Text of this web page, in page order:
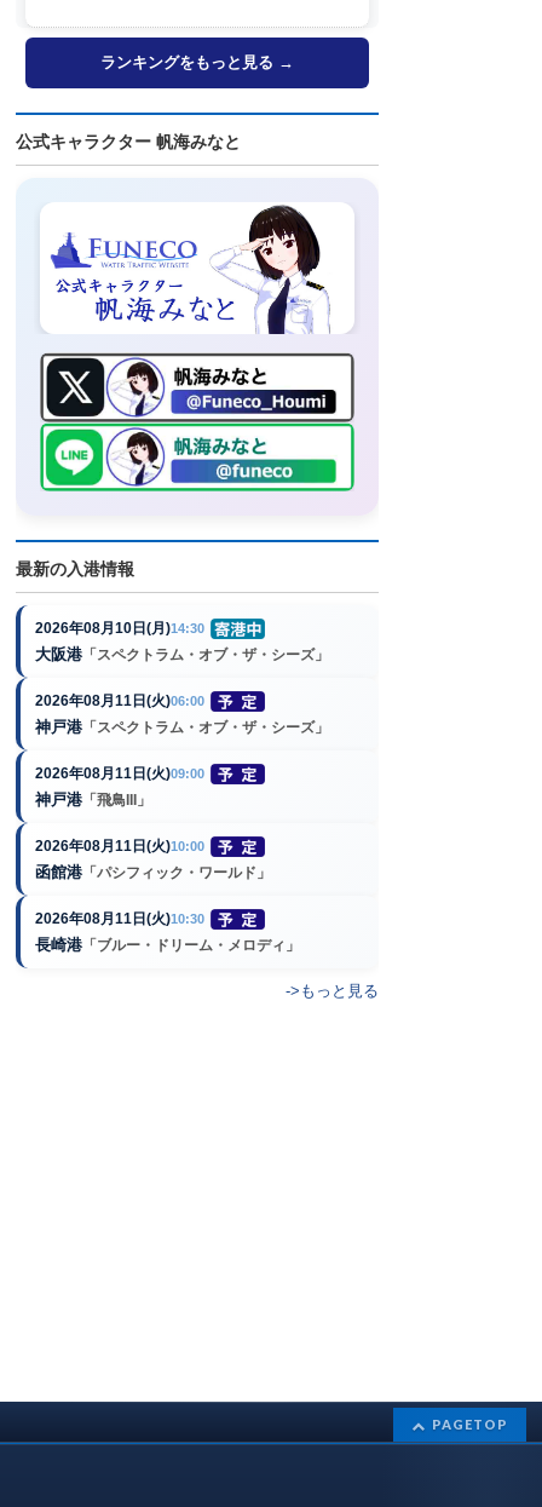
ランキングをもっと見る →
公式キャラクター 帆海みなと
最新の入港情報
2026年08月10日(月)14:30
大阪港 「スペクトラム・オブ・ザ・シーズ」
2026年08月11日(火)06:00
神戸港 「スペクトラム・オブ・ザ・シーズ」
2026年08月11日(火)09:00
神戸港 「飛鳥III」
2026年08月11日(火)10:00
函館港 「パシフィック・ワールド」
2026年08月11日(火)10:30
長崎港 「ブルー・ドリーム・メロディ」
->もっと見る
PAGETOP